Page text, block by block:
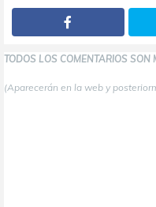
TODOS LOS COMENTARIOS SON
(Aparecerán en la web y